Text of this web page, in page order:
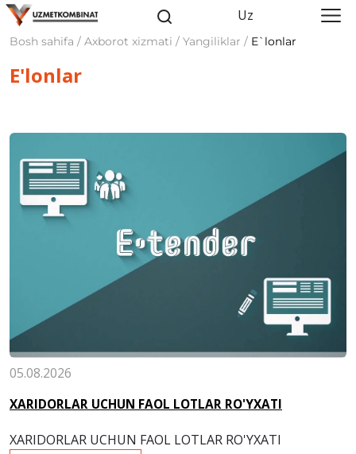
Uz
Bosh sahifa / Axborot xizmati / Yangiliklar / E`lonlar
E'lonlar
05.08.2026
XARIDORLAR UCHUN FAOL LOTLAR RO'YXATI
XARIDORLAR UCHUN FAOL LOTLAR RO'YXATI